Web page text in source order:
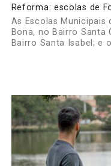
Reforma: escolas de
As Escolas Municipais
Bona, no Bairro Santa
Bairro Santa Isabel; e